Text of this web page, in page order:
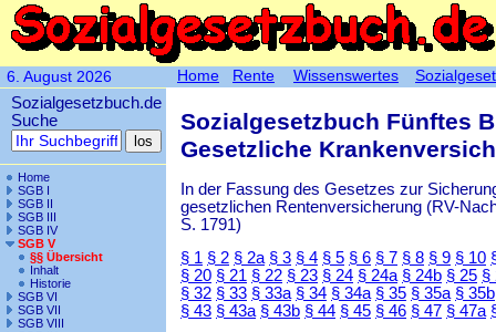
6. August 2026
Sozialgesetzbuch.de
Suche
Home
SGB I
SGB II
SGB III
SGB IV
SGB V
§§ Übersicht
Inhalt
Historie
SGB VI
SGB VII
SGB VIII
Sozialgesetzbuch Fünftes
Gesetzliche
In der Fassung des Gesetzes zur
gesetzlichen Rentenversicherung (RV-
S. 1791)
§ 1 § 2 § 2a § 3 § 4 § 5 § 6 § 7 § 8 § 9 § 10
§ 20 § 21 § 22 § 23 § 24 § 24a § 24b § 25 §
§ 32 § 33 § 33a § 34 § 34a § 35 § 35a § 35b
§ 43 § 43a § 43b § 44 § 45 § 46 § 47 § 47a
Home Rente Wissenswertes